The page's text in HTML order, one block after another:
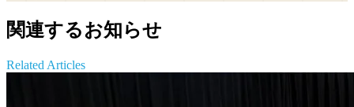
関連するお知らせ
Related Articles